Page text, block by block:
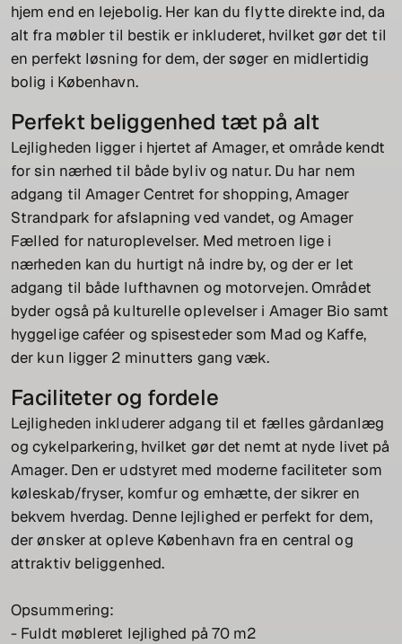
hjem end en lejebolig. Her kan du flytte direkte ind, da
alt fra møbler til bestik er inkluderet, hvilket gør det til
en perfekt løsning for dem, der søger en midlertidig
bolig i København.
Perfekt beliggenhed tæt på alt
Lejligheden ligger i hjertet af Amager, et område kendt
for sin nærhed til både byliv og natur. Du har nem
adgang til Amager Centret for shopping, Amager
Strandpark for afslapning ved vandet, og Amager
Fælled for naturoplevelser. Med metroen lige i
nærheden kan du hurtigt nå indre by, og der er let
adgang til både lufthavnen og motorvejen. Området
byder også på kulturelle oplevelser i Amager Bio samt
hyggelige caféer og spisesteder som Mad og Kaffe,
der kun ligger 2 minutters gang væk.
Faciliteter og fordele
Lejligheden inkluderer adgang til et fælles gårdanlæg
og cykelparkering, hvilket gør det nemt at nyde livet på
Amager. Den er udstyret med moderne faciliteter som
køleskab/fryser, komfur og emhætte, der sikrer en
bekvem hverdag. Denne lejlighed er perfekt for dem,
der ønsker at opleve København fra en central og
attraktiv beliggenhed.
Opsummering:
- Fuldt møbleret lejlighed på 70 m2